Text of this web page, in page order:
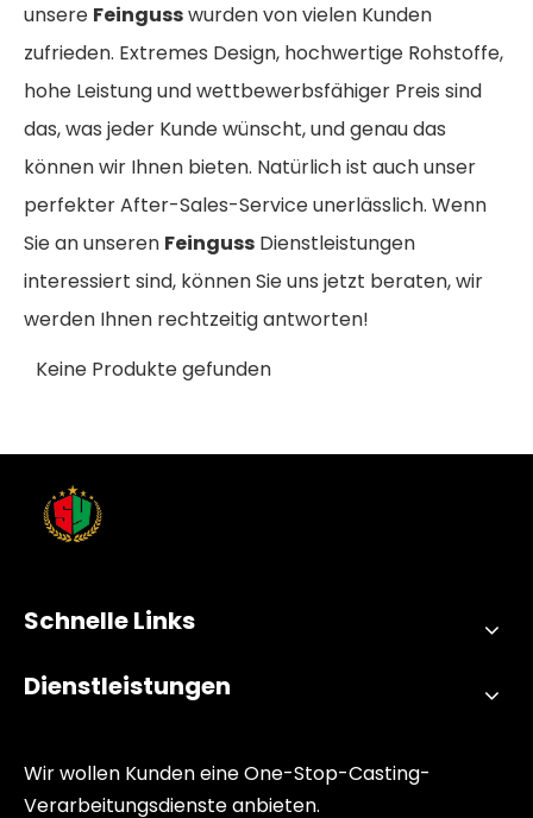
unsere Feingusswurden von vielen Kunden
zufrieden. Extremes Design, hochwertige Rohstoffe,
hohe Leistung und wettbewerbsfähiger Preis sind
das, was jeder Kunde wünscht, und genau das
können wir Ihnen bieten. Natürlich ist auch unser
perfekter After-Sales-Service unerlässlich. Wenn
Sie an unseren Feinguss Dienstleistungen
interessiert sind, können Sie uns jetzt beraten, wir
werden Ihnen rechtzeitig antworten!
Keine Produkte gefunden
Schnelle Links
Dienstleistungen
Wir wollen Kunden eine One-Stop-Casting-
Verarbeitungsdienste anbieten.